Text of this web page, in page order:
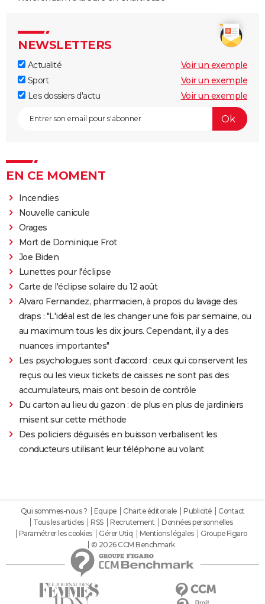
NEWSLETTERS
Actualité
Voir un exemple
Sport
Voir un exemple
Les dossiers d'actu
Voir un exemple
EN CE MOMENT
Incendies
Nouvelle canicule
Orages
Mort de Dominique Frot
Joe Biden
Lunettes pour l'éclipse
Carte de l'éclipse solaire du 12 août
Alvaro Fernandez, pharmacien, à propos du lavage des
draps : "L'idéal est de les changer une fois par semaine, ou
au maximum tous les dix jours. Cependant, il y a des
nuances importantes"
Les psychologues sont d'accord : ceux qui conservent les
reçus ou les vieux tickets de caisses ne sont pas des
accumulateurs, mais ont besoin de contrôle
Du carton au lieu du gazon : de plus en plus de jardiniers
misent sur cette méthode
Des policiers déguisés en buisson verbalisent les
conducteurs utilisant leur téléphone au volant
Qui sommes-nous ? Equipe Charte éditoriale Publicité
Contact
Tous les articles
RSS Recrutement
Données personnelles
Paramétrer les cookies
Gérer Utiq Mentions légales
Groupe Figaro
© 2026 CCM Benchmark